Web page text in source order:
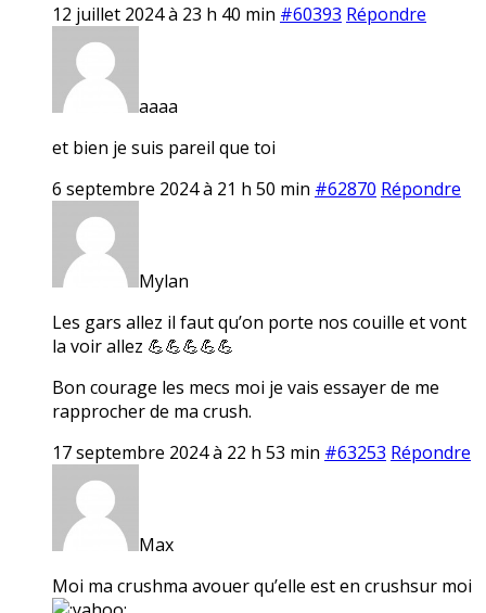
12 juillet 2024 à 23 h 40 min #60393 Répondre
aaaa
et bien je suis pareil que toi
6 septembre 2024 à 21 h 50 min #62870 Répondre
Mylan
Les gars allez il faut qu’on porte nos couille et vont
la voir allez 💪💪💪💪💪
Bon courage les mecs moi je vais essayer de me
rapprocher de ma crush.
17 septembre 2024 à 22 h 53 min #63253 Répondre
Max
Moi ma crushma avouer qu’elle est en crushsur moi